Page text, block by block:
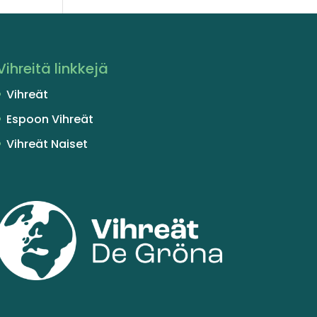
linkkejä
Vihreät
Espoon Vihreät
Vihreät Naiset